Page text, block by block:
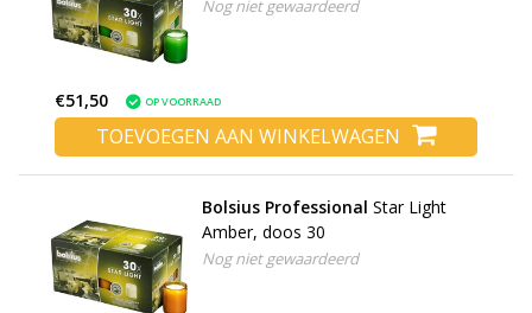
Nog niet gewaardeerd
€51,50 OP VOORRAAD
TOEVOEGEN AAN WINKELWAGEN
Bolsius Professional Star Light
Amber, doos 30
Nog niet gewaardeerd